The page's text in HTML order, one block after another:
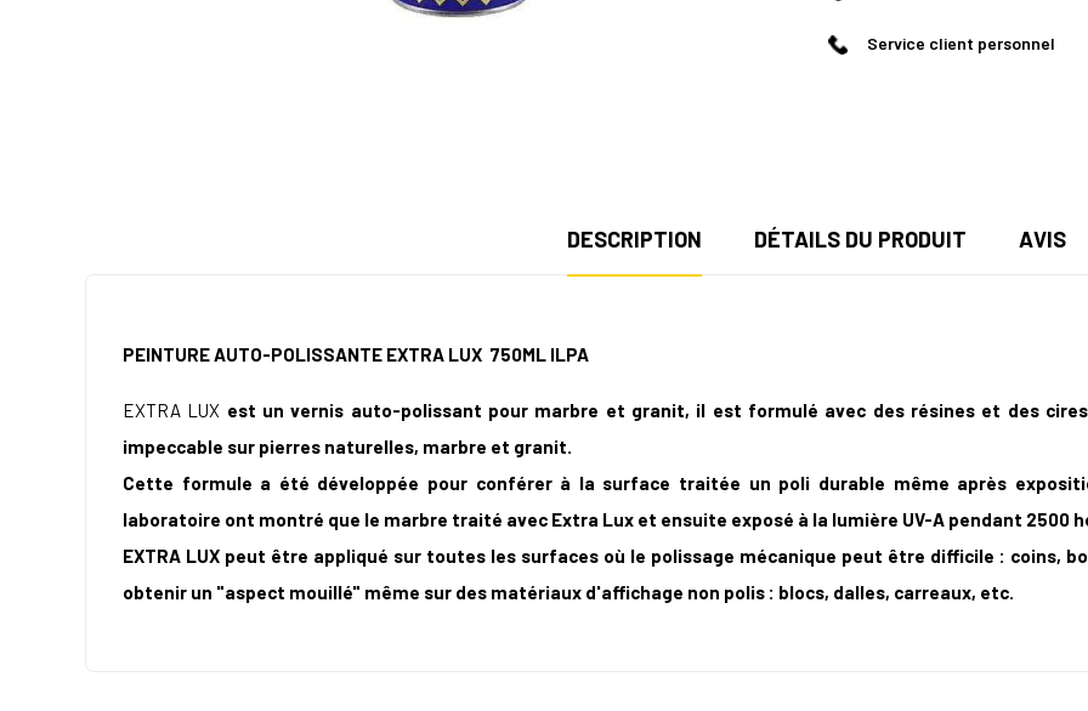
Service client personnel
DESCRIPTION DÉTAILS DU PRODUIT AVIS
PEINTURE AUTO-POLISSANTE EXTRA LUX 750ML ILPA
EXTRA LUX est un vernis auto-polissant pour marbre et granit, il est formulé avec des résines et des
impeccable sur pierres naturelles, marbre et granit.
Cette formule a été développée pour conférer à la surface traitée un poli durable même après
laboratoire ont montré que le marbre traité avec Extra Lux et ensuite exposé à la lumière UV-A pendant 2500
EXTRA LUX peut être appliqué sur toutes les surfaces où le polissage mécanique peut être difficile : coins,
obtenir un "aspect mouillé" même sur des matériaux d'affichage non polis : blocs, dalles, carreaux, etc.